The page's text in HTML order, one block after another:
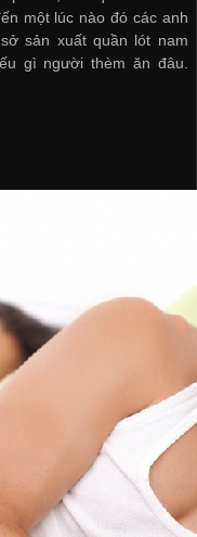
một lúc nào đó các anh
sản xuất quần lót nam
gì người thèm ăn đâu.